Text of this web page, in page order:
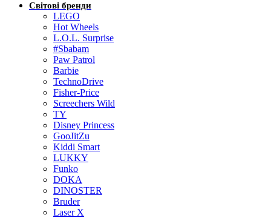
Світові бренди
LEGO
Hot Wheels
L.O.L. Surprise
#Sbabam
Paw Patrol
Barbie
TechnoDrive
Fisher-Price
Screechers Wild
TY
Disney Princess
GooJitZu
Kiddi Smart
LUKKY
Funko
DOKA
DINOSTER
Bruder
Laser X